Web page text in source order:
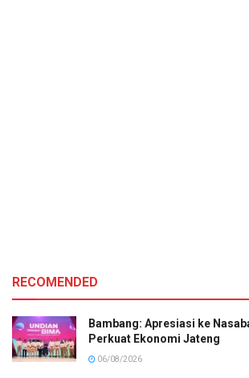
RECOMENDED
Bambang: Apresiasi ke
Perkuat Ekonomi Jateng
06/08/2026